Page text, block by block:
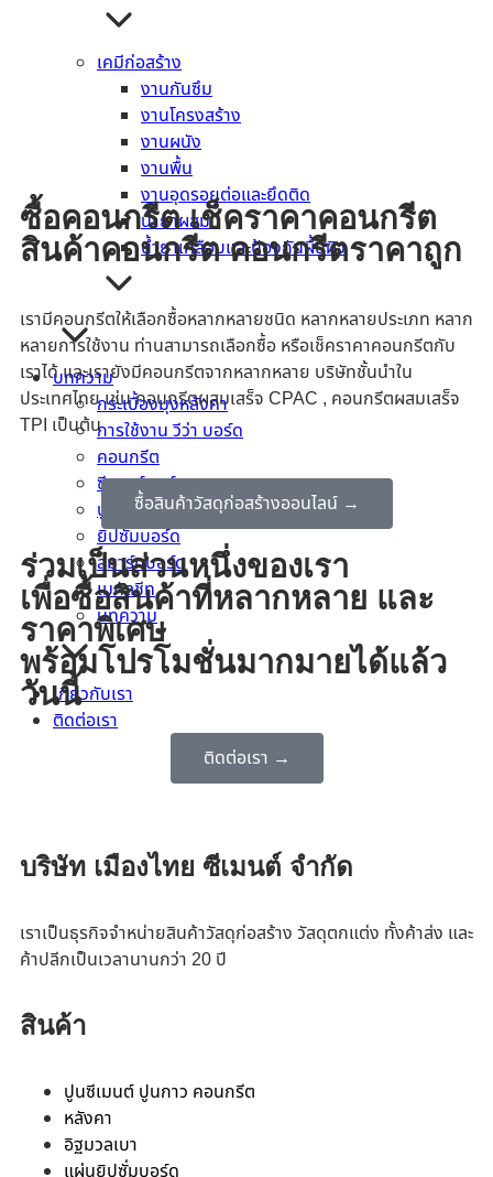
เคมีก่อสร้าง
งานกันซึม
งานโครงสร้าง
งานผนัง
งานพื้น
งานอุดรอยต่อและยึดติด
น้ำยาผสม
น้ำยาเคลือบและป้องกันผื้นผิว
บทความ
กระเบื้องมุงหลังคา
การใช้งาน วีว่า บอร์ด
คอนกรีต
ซีเมนต์บอร์ด
ปูนซีเมนต์
ยิปซั่มบอร์ด
สมาร์ทบอร์ด
เมทัลชีท
บทความ
เกี่ยวกับเรา
ติดต่อเรา
ซื้อคอนกรีต เช็คราคาคอนกรีต
สินค้าคอนกรีต คอนกรีตราคาถูก
เรามีคอนกรีตให้เลือกซื้อหลากหลายชนิด หลากหลายประเภท หลาก
หลายการใช้งาน ท่านสามารถเลือกซื้อ หรือเช็คราคาคอนกรีตกับ
เราได้ และเรายังมีคอนกรีตจากหลากหลาย บริษัทชั้นนำใน
ประเทศไทย เช่น คอนกรีตผสมเสร็จ CPAC , คอนกรีตผสมเสร็จ
TPI เป็นต้น
ซื้อสินค้าวัสดุก่อสร้างออนไลน์ →
ร่วมเป็นส่วนหนึ่งของเรา
เพื่อซื้อสินค้าที่หลากหลาย และ
ราคาพิเศษ
พร้อมโปรโมชั่นมากมายได้แล้ว
วันนี้
ติดต่อเรา →
บริษัท เมืองไทย ซีเมนต์ จำกัด
เราเป็นธุรกิจจำหน่ายสินค้าวัสดุก่อสร้าง วัสดุตกแต่ง ทั้งค้าส่ง และ
ค้าปลีกเป็นเวลานานกว่า 20 ปี
สินค้า
ปูนซีเมนต์ ปูนกาว คอนกรีต
หลังคา
อิฐมวลเบา
แผ่นยิปซั่มบอร์ด